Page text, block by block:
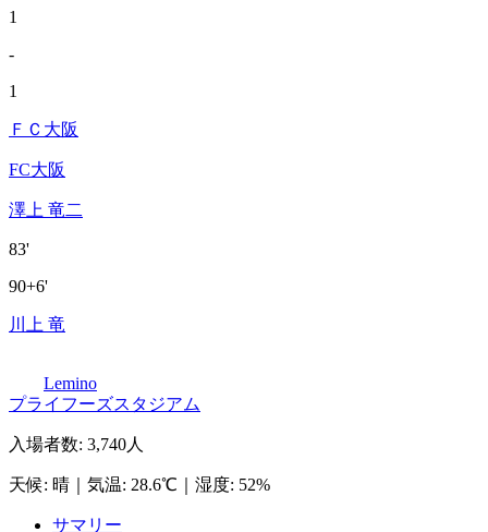
1
-
1
ＦＣ大阪
FC大阪
澤上 竜二
83'
90+6'
川上 竜
Lemino
プライフーズスタジアム
入場者数: 3,740人
天候: 晴 気温: 28.6℃ 湿度: 52%
サマリー